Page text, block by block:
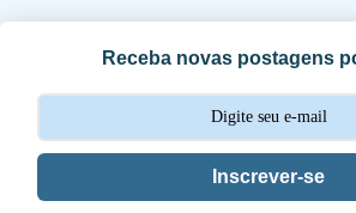
s
Receba novas postagens
Inscrever-se